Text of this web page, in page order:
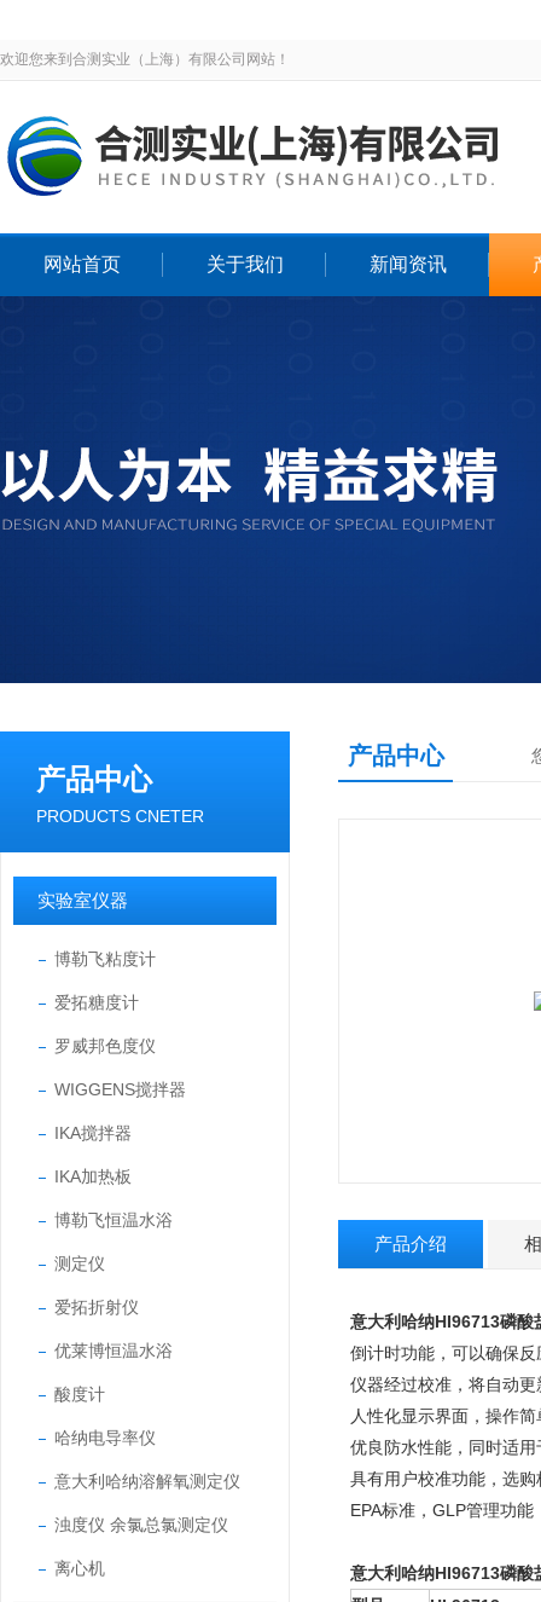
欢迎您来到合测实业（上海）有限公司网站！
网站首页 关于我们 新闻资讯
产品中心
PRODUCTS CNETER
实验室仪器
博勒飞粘度计
爱拓糖度计
罗威邦色度仪
WIGGENS搅拌器
IKA搅拌器
IKA加热板
博勒飞恒温水浴
测定仪
爱拓折射仪
优莱博恒温水浴
酸度计
哈纳电导率仪
意大利哈纳溶解氧测定仪
浊度仪 余氯总氯测定仪
离心机
产品中心
产品介绍
意大利哈纳HI96713磷酸
倒计时功能，可以确保
仪器经过校准，将自动
人性化显示界面，操作
优良防水性能，同时适
具有用户校准功能，选
EPA标准，GLP管理功
意大利哈纳HI96713磷酸